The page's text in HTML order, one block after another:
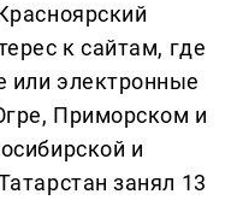
к сайтам, где
электронные
Приморском и
и
занял 13